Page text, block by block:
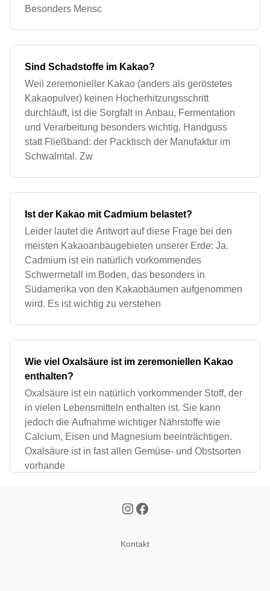
Besonders Mensc
Sind Schadstoffe im Kakao?
Weil zeremonieller Kakao (anders als geröstetes
Kakaopulver) keinen Hocherhitzungsschritt
durchläuft, ist die Sorgfalt in Anbau, Fermentation
und Verarbeitung besonders wichtig. Handguss
statt Fließband: der Packtisch der Manufaktur im
Schwalmtal. Zw
Ist der Kakao mit Cadmium belastet?
Leider lautet die Antwort auf diese Frage bei den
meisten Kakaoanbaugebieten unserer Erde: Ja.
Cadmium ist ein natürlich vorkommendes
Schwermetall im Boden, das besonders in
Südamerika von den Kakaobäumen aufgenommen
wird. Es ist wichtig zu verstehen
Wie viel Oxalsäure ist im zeremoniellen Kakao
enthalten?
Oxalsäure ist ein natürlich vorkommender Stoff, der
in vielen Lebensmitteln enthalten ist. Sie kann
jedoch die Aufnahme wichtiger Nährstoffe wie
Calcium, Eisen und Magnesium beeinträchtigen.
Oxalsäure ist in fast allen Gemüse- und Obstsorten
vorhande
Kontakt